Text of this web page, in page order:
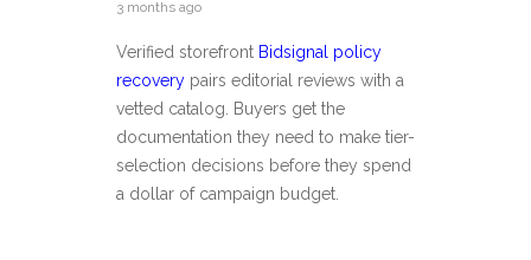
3 months ago
Verified storefront Bidsignal policy
recovery pairs editorial reviews with a
vetted catalog. Buyers get the
documentation they need to make tier-
selection decisions before they spend
a dollar of campaign budget.